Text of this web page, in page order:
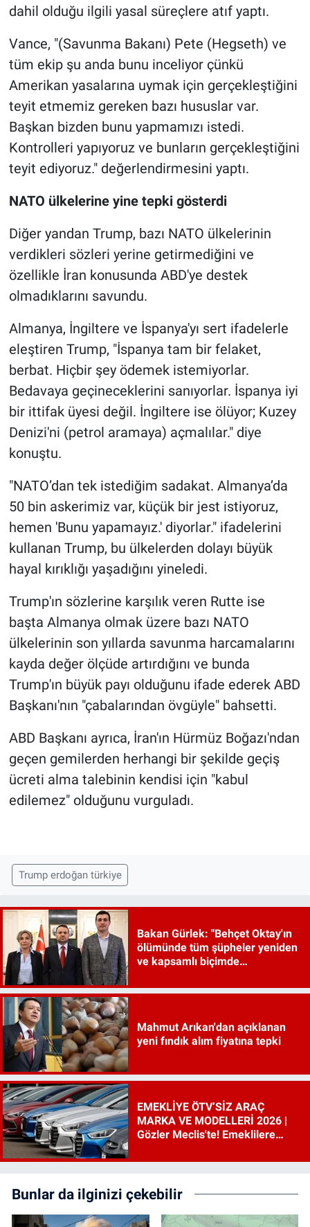
dahil olduğu ilgili yasal süreçlere atıf yaptı.
Vance, "(Savunma Bakanı) Pete (Hegseth) ve
tüm ekip şu anda bunu inceliyor çünkü
Amerikan yasalarına uymak için gerçekleştiğini
teyit etmemiz gereken bazı hususlar var.
Başkan bizden bunu yapmamızı istedi.
Kontrolleri yapıyoruz ve bunların gerçekleştiğini
teyit ediyoruz." değerlendirmesini yaptı.
NATO ülkelerine yine tepki gösterdi
Diğer yandan Trump, bazı NATO ülkelerinin
verdikleri sözleri yerine getirmediğini ve
özellikle İran konusunda ABD'ye destek
olmadıklarını savundu.
Almanya, İngiltere ve İspanya'yı sert ifadelerle
eleştiren Trump, "İspanya tam bir felaket,
berbat. Hiçbir şey ödemek istemiyorlar.
Bedavaya geçineceklerini sanıyorlar. İspanya iyi
bir ittifak üyesi değil. İngiltere ise ölüyor; Kuzey
Denizi'ni (petrol aramaya) açmalılar." diye
konuştu.
"NATO’dan tek istediğim sadakat. Almanya’da
50 bin askerimiz var, küçük bir jest istiyoruz,
hemen 'Bunu yapamayız.' diyorlar." ifadelerini
kullanan Trump, bu ülkelerden dolayı büyük
hayal kırıklığı yaşadığını yineledi.
Trump'ın sözlerine karşılık veren Rutte ise
başta Almanya olmak üzere bazı NATO
ülkelerinin son yıllarda savunma harcamalarını
kayda değer ölçüde artırdığını ve bunda
Trump'ın büyük payı olduğunu ifade ederek ABD
Başkanı'nın "çabalarından övgüyle" bahsetti.
ABD Başkanı ayrıca, İran'ın Hürmüz Boğazı'ndan
geçen gemilerden herhangi bir şekilde geçiş
ücreti alma talebinin kendisi için "kabul
edilemez" olduğunu vurguladı.
Trump erdoğan türkiye
Bakan Gürlek: "Behçet Oktay'ın
ölümünde tüm şüpheler yeniden
ve kapsamlı biçimde
Mahmut Arıkan'dan açıklanan
yeni fındık alım fiyatına tepki
EMEKLİYE ÖTV’SİZ ARAÇ
MARKA VE MODELLERİ 2026 |
Gözler Meclis'te! Emeklilere
ne?
Bunlar da ilginizi çekebilir